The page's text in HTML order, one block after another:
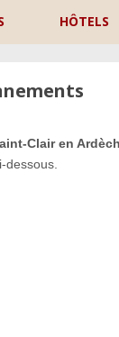
HÔTELS
Clair en